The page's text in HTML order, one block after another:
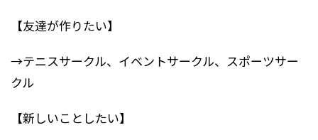
【友達が作りたい】
→テニスサークル、イベントサークル、スポーツサー
クル
【新しいことしたい】